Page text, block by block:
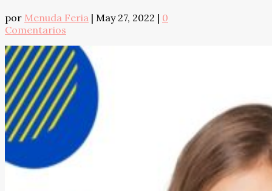
por Menuda Feria | May 27, 2022 | 0
Comentarios